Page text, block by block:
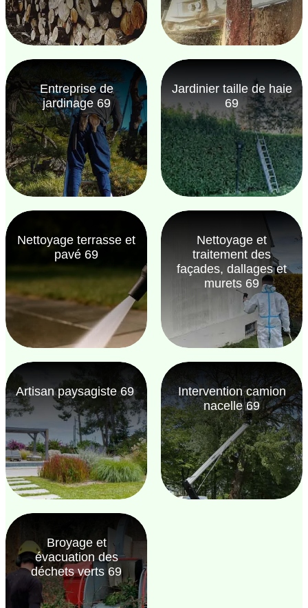
Entreprise de
jardinage 69
Jardinier taille de haie
69
Nettoyage terrasse et
pavé 69
Nettoyage et
traitement des
façades, dallages et
murets 69
Artisan paysagiste 69
Intervention camion
nacelle 69
Broyage et
évacuation des
déchets verts 69